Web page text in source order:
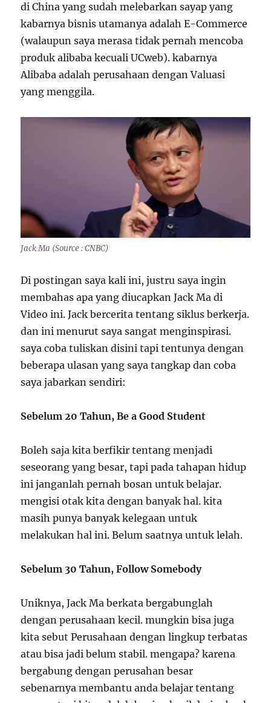
di China yang sudah melebarkan sayap yang
kabarnya bisnis utamanya adalah E-Commerce
(walaupun saya merasa tidak pernah mencoba
produk alibaba kecuali UCweb). kabarnya
Alibaba adalah perusahaan dengan Valuasi
yang menggila.
Jack Ma (Source : CNBC)
Di postingan saya kali ini, justru saya ingin
membahas apa yang diucapkan Jack Ma di
Video ini. Jack bercerita tentang siklus berkerja.
dan ini menurut saya sangat menginspirasi.
saya coba tuliskan disini tapi tentunya dengan
beberapa ulasan yang saya tangkap dan coba
saya jabarkan sendiri:
Sebelum 20 Tahun, Be a Good Student
Boleh saja kita berfikir tentang menjadi
seseorang yang besar, tapi pada tahapan hidup
ini janganlah pernah bosan untuk belajar.
mengisi otak kita dengan banyak hal. kita
masih punya banyak kelegaan untuk
melakukan hal ini. Belum saatnya untuk lelah.
Sebelum 30 Tahun, Follow Somebody
Uniknya, Jack Ma berkata bergabunglah
dengan perusahaan kecil. mungkin bisa juga
kita sebut Perusahaan dengan lingkup terbatas
atau bisa jadi belum stabil. mengapa? karena
bergabung dengan perusahan besar
sebenarnya membantu anda belajar tentang